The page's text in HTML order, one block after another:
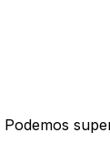
Podemos